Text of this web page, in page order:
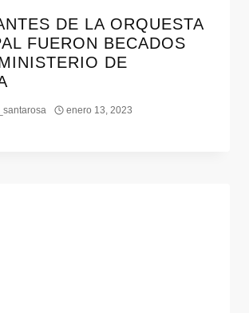
DE LA ORQUESTA
FUERON BECADOS
DE
enero 13, 2023